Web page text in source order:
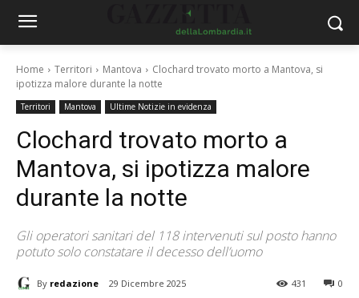
Home Territori Mantova
Clochard trovato morto a Mantova, si
ipotizza malore durante la notte
Territori Mantova Ultime Notizie in evidenza
Clochard trovato morto a
Mantova, si ipotizza malore
durante la notte
Gli operatori sanitari del 118 intervenuti sul posto hanno
potuto solo constatare il decesso dell’uomo
By redazione 29 Dicembre 2025 0
431